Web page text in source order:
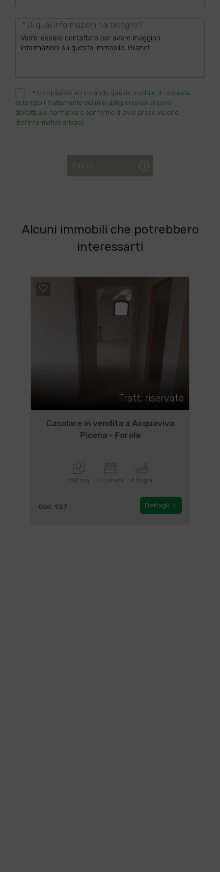
* Di quali informazioni hai bisogno?
* Compilando ed inviando questo modulo di richiesta,
autorizzo il trattamento dei miei dati personali ai sensi
dell'attuale normativa e confermo di aver preso visione
dell'informativa privacy.
Alcuni immobili che potrebbero
interessarti
Tratt. riservata
Casolare in vendita a Acquaviva
Picena - Forola
260 mq 4 Camere 4 Bagni
Cod. 927 Dettagli